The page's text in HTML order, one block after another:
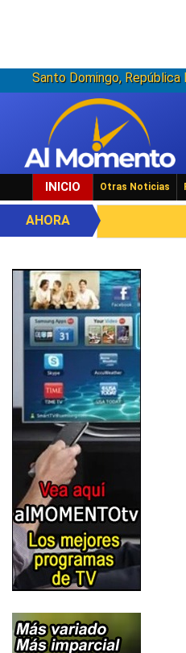
Santo Domingo,
INICIO Otras Noticias
AHORA